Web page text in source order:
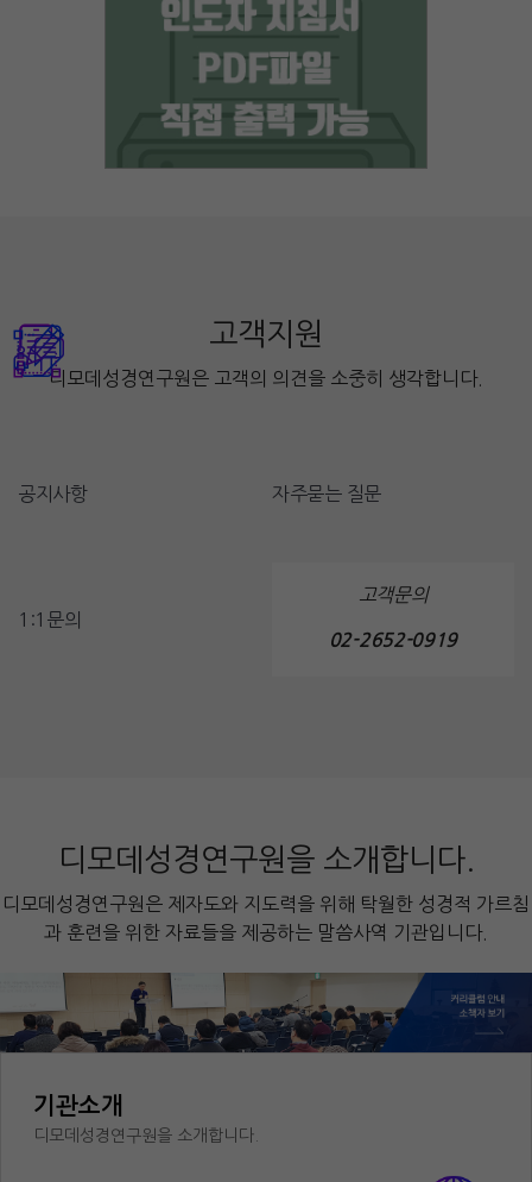
고객지원
디모데성경연구원은 고객의 의견을 소중히 생각합니다.
공지사항 자주묻는 질문
1:1문의
고객문의
02-2652-0919
디모데성경연구원을 소개합니다.
디모데성경연구원은 제자도와 지도력을 위해 탁월한 성경적 가르침
과 훈련을 위한 자료들을 제공하는 말씀사역 기관입니다.
기관소개
디모데성경연구원을 소개합니다.